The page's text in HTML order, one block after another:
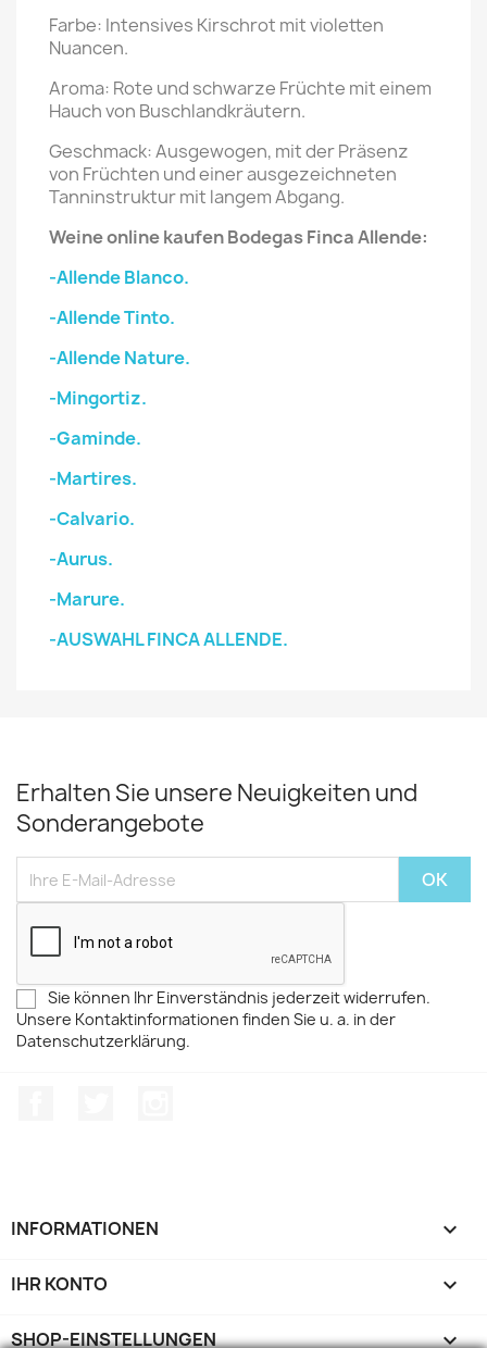
Farbe: Intensives Kirschrot mit violetten
Nuancen.
Aroma: Rote und schwarze Früchte mit einem
Hauch von Buschlandkräutern.
Geschmack: Ausgewogen, mit der Präsenz
von Früchten und einer ausgezeichneten
Tanninstruktur mit langem Abgang.
Weine online kaufen Bodegas Finca Allende:
-Allende Blanco.
-Allende Tinto.
-Allende Nature.
-Mingortiz.
-Gaminde.
-Martires.
-Calvario.
-Aurus.
-Marure.
-AUSWAHL FINCA ALLENDE.
Erhalten Sie unsere Neuigkeiten und
Sonderangebote
Sie können Ihr Einverständnis jederzeit widerrufen.
Unsere Kontaktinformationen finden Sie u. a. in der
Datenschutzerklärung.
INFORMATIONEN 
IHR KONTO 
SHOP-EINSTELLUNGEN keyboard_arrow_down